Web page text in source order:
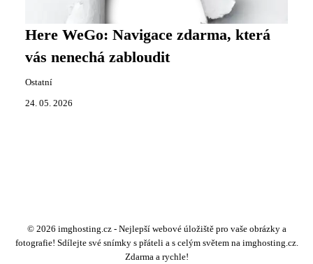
Here WeGo: Navigace zdarma, která
vás nenechá zabloudit
Ostatní
24. 05. 2026
© 2026 imghosting.cz - Nejlepší webové úložiště pro vaše obrázky a
fotografie! Sdílejte své snímky s přáteli a s celým světem na imghosting.cz.
Zdarma a rychle!